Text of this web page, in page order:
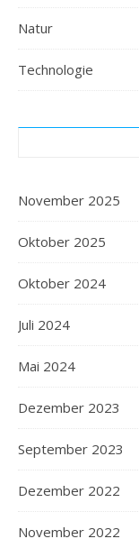
Natur
Technologie
November 2025
Oktober 2025
Oktober 2024
Juli 2024
Mai 2024
Dezember 2023
September 2023
Dezember 2022
November 2022